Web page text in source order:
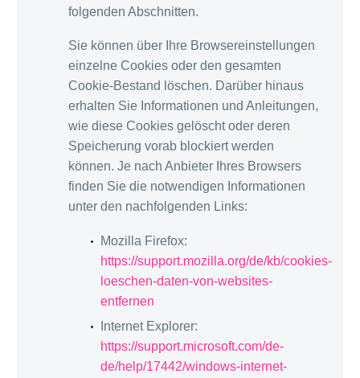
folgenden Abschnitten.
Sie können über Ihre Browsereinstellungen
einzelne Cookies oder den gesamten
Cookie-Bestand löschen. Darüber hinaus
erhalten Sie Informationen und Anleitungen,
wie diese Cookies gelöscht oder deren
Speicherung vorab blockiert werden
können. Je nach Anbieter Ihres Browsers
finden Sie die notwendigen Informationen
unter den nachfolgenden Links:
Mozilla Firefox:
https://support.mozilla.org/de/kb/cookies-
loeschen-daten-von-websites-
entfernen
Internet Explorer:
https://support.microsoft.com/de-
de/help/17442/windows-internet-